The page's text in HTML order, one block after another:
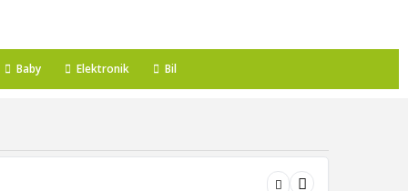
Baby Elektronik Bil